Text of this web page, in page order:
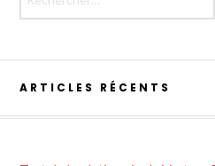
ARTICLES RÉCENTS